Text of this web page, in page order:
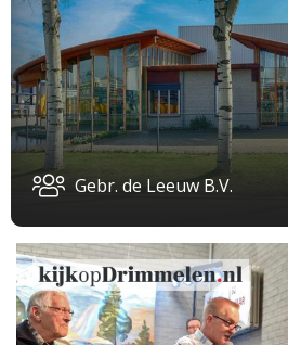
Gebr. de Leeuw B.V.